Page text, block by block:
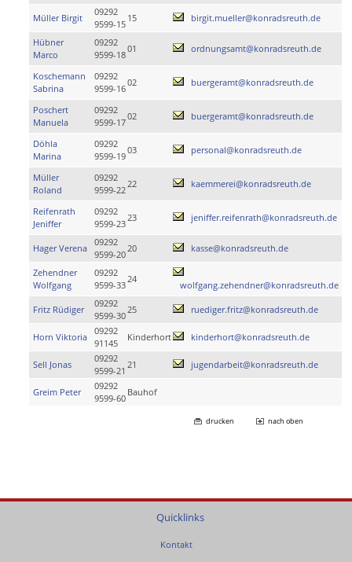
Müller Birgit
09292
9599-15
15 birgit.mueller@konradsreuth.de
Hübner
Marco
09292
9599-18
01 ordnungsamt@konradsreuth.de
Koschemann
Sabrina
09292
9599-16
02 buergeramt@konradsreuth.de
Poschert
Manuela
09292
9599-17
02 buergeramt@konradsreuth.de
Döhla
Marina
09292
9599-19
03 personal@konradsreuth.de
Müller
Roland
09292
9599-22
22 kaemmerei@konradsreuth.de
Reifenrath
Jeniffer
09292
9599-23
23 jeniffer.reifenrath@konradsreuth.de
Hager Verena
09292
9599-20
20 kasse@konradsreuth.de
Zehendner
Wolfgang
09292
9599-33
24
wolfgang.zehendner@konradsreuth.de
Fritz Rüdiger
09292
9599-30
25 ruediger.fritz@konradsreuth.de
Horn Viktoria
09292
91145
Kinderhort kinderhort@konradsreuth.de
Sell Jonas
09292
9599-21
21 jugendarbeit@konradsreuth.de
Greim Peter
09292
9599-60
Bauhof
drucken nach oben
Quicklinks
Kontakt